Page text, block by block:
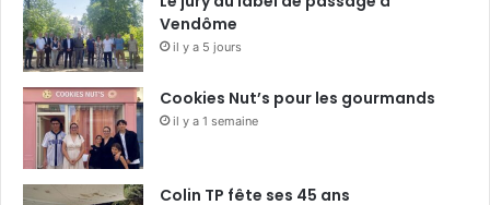
Vendôme
il y a 5 jours
Cookies Nut’s pour les gourmands
il y a 1 semaine
Colin TP fête ses 45 ans